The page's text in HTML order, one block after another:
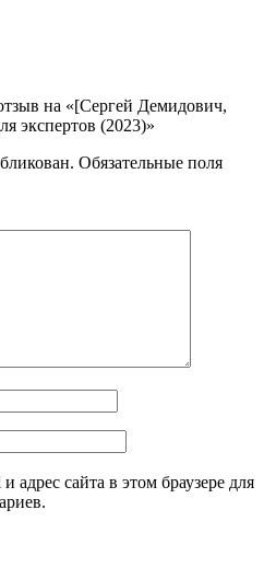
на «[Сергей Демидович,
экспертов (2023)»
Обязательные поля
адрес сайта в этом браузере для